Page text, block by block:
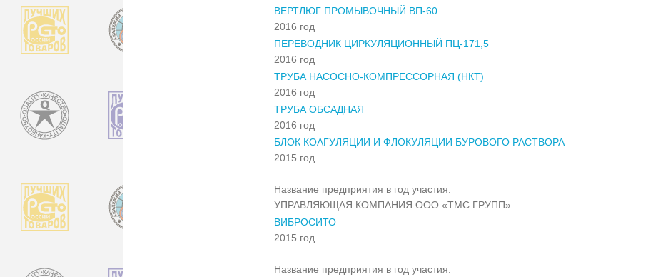
ВЕРТЛЮГ ПРОМЫВОЧНЫЙ ВП-60
2016 год
ПЕРЕВОДНИК ЦИРКУЛЯЦИОННЫЙ ПЦ-171,5
2016 год
ТРУБА НАСОСНО-КОМПРЕССОРНАЯ (НКТ)
2016 год
ТРУБА ОБСАДНАЯ
2016 год
БЛОК КОАГУЛЯЦИИ И ФЛОКУЛЯЦИИ БУРОВОГО РАСТВОРА
2015 год
Название предприятия в год участия:
УПРАВЛЯЮЩАЯ КОМПАНИЯ ООО «ТМС ГРУПП»
ВИБРОСИТО
2015 год
Название предприятия в год участия: